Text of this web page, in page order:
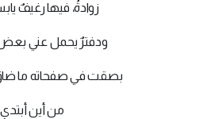
زوادةُ، فيها رغيفٌ
ودفترٌ يحمل عني
بصقت في صفحاته ما
من أين